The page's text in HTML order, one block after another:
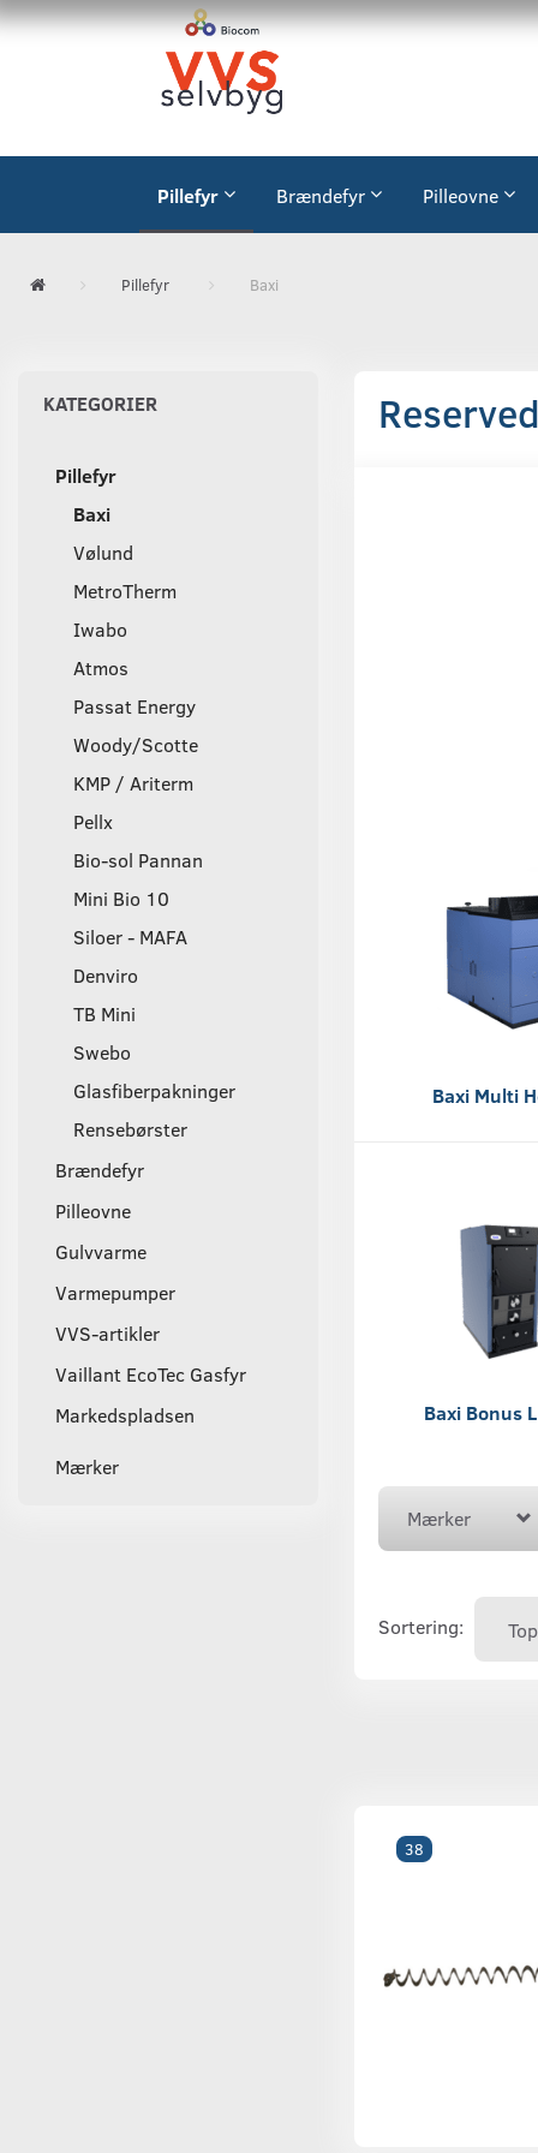
Pillefyr Brændefyr Pilleovne
Pillefyr Baxi
KATEGORIER
Pillefyr
Baxi
Vølund
MetroTherm
Iwabo
Atmos
Passat Energy
Woody/Scotte
KMP / Ariterm
Pellx
Bio-sol Pannan
Mini Bio 10
Siloer - MAFA
Denviro
TB Mini
Swebo
Glasfiberpakninger
Rensebørster
Brændefyr
Pilleovne
Gulvvarme
Varmepumper
VVS-artikler
Vaillant EcoTec Gasfyr
Markedspladsen
Mærker
Baxi Multi
Baxi Bonus
Mærker
Sortering:
38